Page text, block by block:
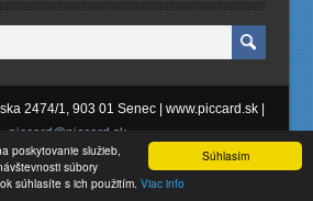
Súhlasím
poskytovanie služieb,
súbory
súhlasíte s ich použitím. Viac info
2474/1, 903 01 Senec | www.piccard.sk |
piccard@piccard.sk
Senec © 2006-2020